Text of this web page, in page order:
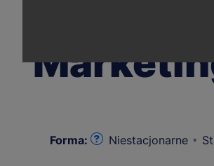
Forma: Niestacjonarne